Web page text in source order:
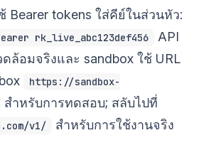
Bearer tokens ใส่คีย์ในส่วนหัว:
rk_live_abc123def456
API
ล้อมจริงและ sandbox ใช้ URL
https://sandbox-
สำหรับการทดสอบ; สลับไปที่
v1/ สำหรับการใช้งานจริง